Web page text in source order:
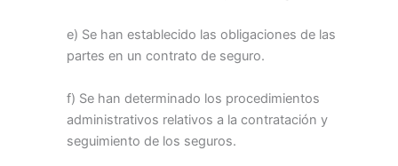
e) Se han establecido las obligaciones de las
partes en un contrato de seguro.
f) Se han determinado los procedimientos
administrativos relativos a la contratación y
seguimiento de los seguros.